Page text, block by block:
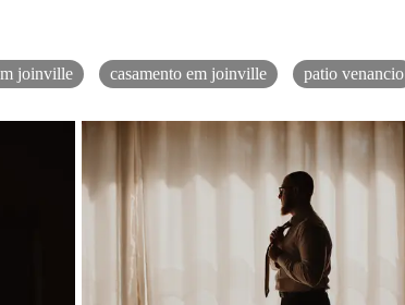
joinville casamento em joinville patio venancio